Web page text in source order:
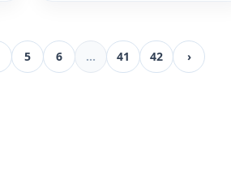
5 6 ... 41 42 ›